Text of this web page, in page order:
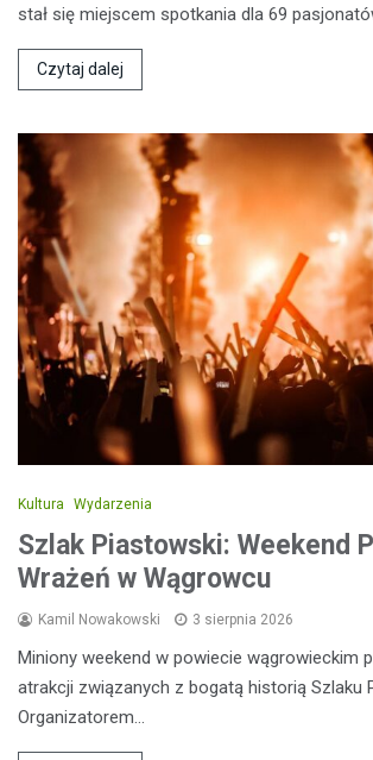
stał się miejscem spotkania dla 69
Czytaj dalej
Kultura Wydarzenia
Szlak Piastowski: Weekend
Wrażeń w Wągrowcu
Kamil Nowakowski 3 sierpnia 2026
Miniony weekend w powiecie wągrowieckim
atrakcji związanych z bogatą historią Szlaku
Organizatorem…